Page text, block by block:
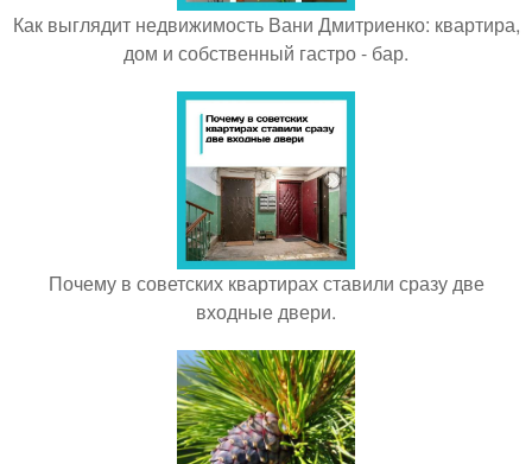
Как выглядит недвижимость Вани Дмитриенко: квартира,
дом и собственный гастро - бар.
Почему в советских квартирах ставили сразу две
входные двери.